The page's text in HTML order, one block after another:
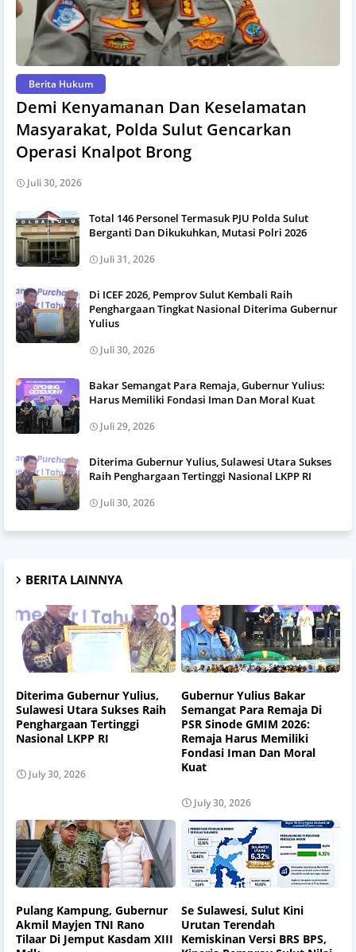
Berita Hukum
Demi Kenyamanan Dan Keselamatan
Masyarakat, Polda Sulut Gencarkan
Operasi Knalpot Brong
Juli 30, 2026
Total 146 Personel Termasuk PJU Polda Sulut
Berganti Dan Dikukuhkan, Mutasi Polri 2026
Juli 31, 2026
Di ICEF 2026, Pemprov Sulut Kembali Raih
Penghargaan Tingkat Nasional Diterima Gubernur
Yulius
Juli 30, 2026
Bakar Semangat Para Remaja, Gubernur Yulius:
Harus Memiliki Fondasi Iman Dan Moral Kuat
Juli 29, 2026
Diterima Gubernur Yulius, Sulawesi Utara Sukses
Raih Penghargaan Tertinggi Nasional LKPP RI
Juli 30, 2026
BERITA LAINNYA
Diterima Gubernur Yulius,
Sulawesi Utara Sukses Raih
Penghargaan Tertinggi
Nasional LKPP RI
July 30, 2026
Gubernur Yulius Bakar
Semangat Para Remaja Di
PSR Sinode GMIM 2026:
Remaja Harus Memiliki
Fondasi Iman Dan Moral
Kuat
July 30, 2026
Pulang Kampung, Gubernur
Akmil Mayjen TNI Rano
Tilaar Di Jemput Kasdam XIII
Se Sulawesi, Sulut Kini
Urutan Terendah
Kemiskinan Versi BRS BPS,